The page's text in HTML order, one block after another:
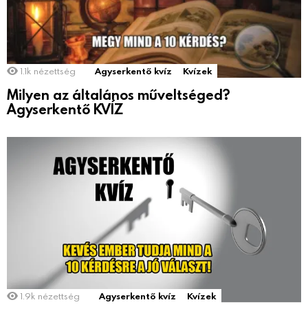
1.1k nézettség Agyserkentő kvíz Kvízek
Milyen az általános műveltséged?
Agyserkentő KVÍZ
1.9k nézettség Agyserkentő kvíz Kvízek